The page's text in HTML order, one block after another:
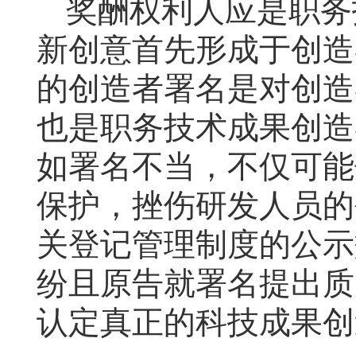
奖酬权利人应是职
新创意首先形成于创
的创造者署名是对创
也是职务技术成果创
如署名不当，不仅可
保护，挫伤研发人员
关登记管理制度的公
纷且原告就署名提出
认定真正的科技成果